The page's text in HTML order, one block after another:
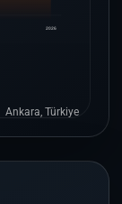
2026
Ankara, Türkiye